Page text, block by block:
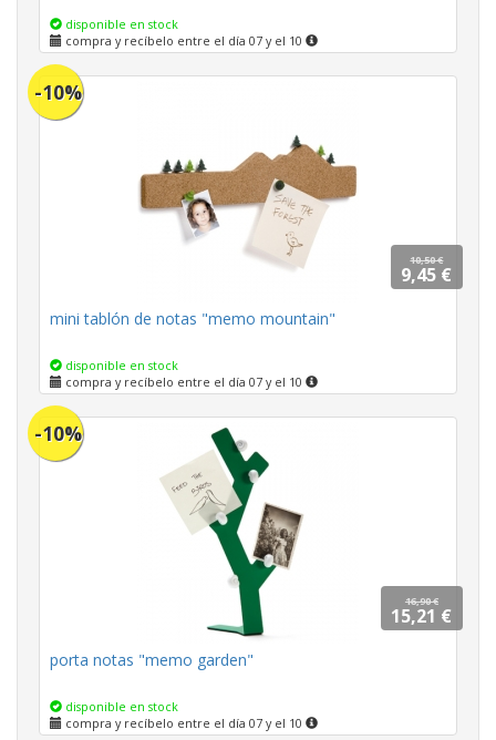
disponible en stock
compra y recíbelo entre el día 07 y el 10
-10%
10,50 €
9,45 €
mini tablón de notas "memo mountain"
disponible en stock
compra y recíbelo entre el día 07 y el 10
-10%
16,90 €
15,21 €
porta notas "memo garden"
disponible en stock
compra y recíbelo entre el día 07 y el 10